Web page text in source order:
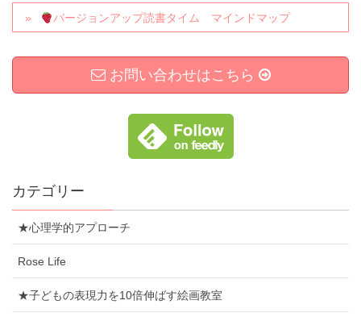
バージョンアップ読書タイム マインドマップ
お問い合わせはこちら
カテゴリー
★心理学的アプローチ
Rose Life
★子どもの表現力を10倍伸ばす絵画教室